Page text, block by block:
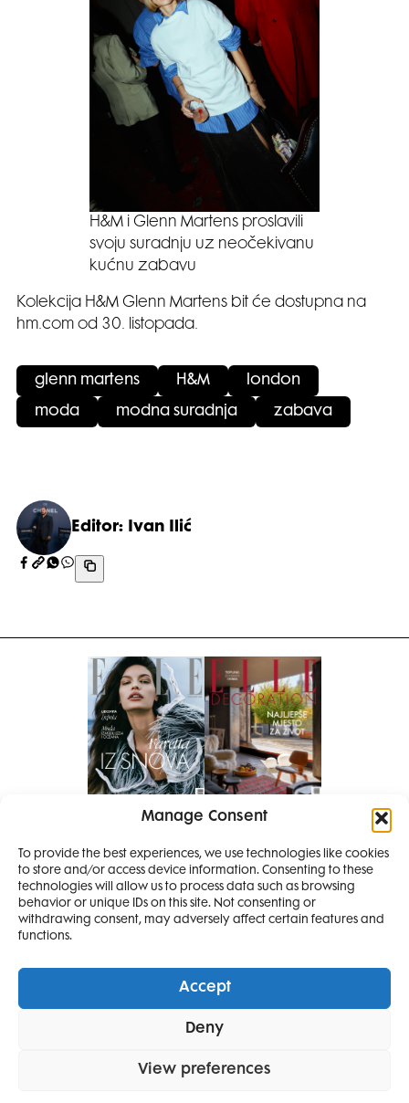
Manage Consent
To provide the best experiences, we use technologies like cookies
to store and/or access device information. Consenting to these
technologies will allow us to process data such as browsing
behavior or unique IDs on this site. Not consenting or
withdrawing consent, may adversely affect certain features and
functions.
Accept
Deny
View preferences
H&M i Glenn Martens proslavili
svoju suradnju uz neočekivanu
kućnu zabavu
Kolekcija H&M Glenn Martens bit će dostupna na
hm.com od 30. listopada.
glenn martens H&M london
moda modna suradnja zabava
Editor: Ivan Ilić
Pretplati se na časopis
PRETPLATITE SE
Elle ProjectsElle Beauty AwardsElle Style Awards
LifestyleDecoration
SMANJI
4 IZDANJA
I 2 IZDANJA ELLE
DECORATIONA +
POKLON
SAMO